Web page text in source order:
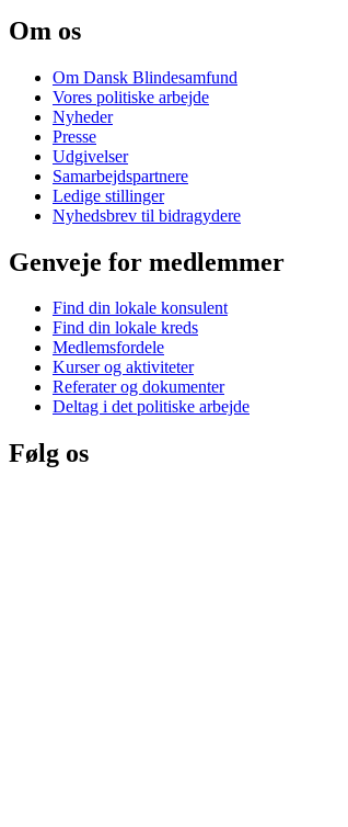
Om os
Om Dansk Blindesamfund
Vores politiske arbejde
Nyheder
Presse
Udgivelser
Samarbejdspartnere
Ledige stillinger
Nyhedsbrev til bidragydere
Genveje for medlemmer
Find din lokale konsulent
Find din lokale kreds
Medlemsfordele
Kurser og aktiviteter
Referater og dokumenter
Deltag i det politiske arbejde
Følg os